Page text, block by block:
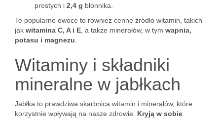
prostych i 2,4 g błonnika.
Te popularne owoce to również cenne źródło witamin, takich
jak witamina C, A i E , a także minerałów, w tym wapnia,
potasu i magnezu
Witaminy i składniki
mineralne w jabłkach
Jabłka to prawdziwa skarbnica witamin i minerałów, które
korzystnie wpływają na nasze zdrowie. Kryją w sobie